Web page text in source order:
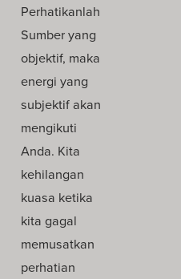
Perhatikanlah
Sumber yang
objektif, maka
energi yang
subjektif akan
mengikuti
Anda. Kita
kehilangan
kuasa ketika
kita gagal
memusatkan
perhatian